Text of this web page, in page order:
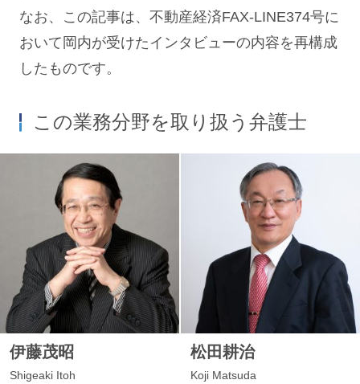
なお、この記事は、不動産経済FAX-LINE374号に
おいて岡内が受けたインタビューの内容を再構成
したものです。
この業務分野を取り扱う弁護士
伊藤茂昭
Shigeaki Itoh
松田耕治
Koji Matsuda